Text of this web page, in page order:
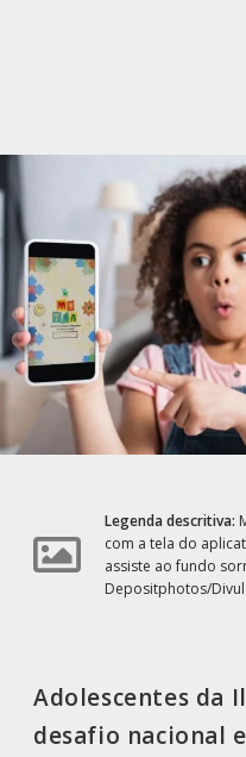
Legenda descritiva:
com a tela do
assiste ao fundo
Depositphotos/
Adolescentes da
desafio nacional